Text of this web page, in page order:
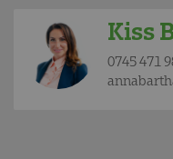
Kiss
0745 471